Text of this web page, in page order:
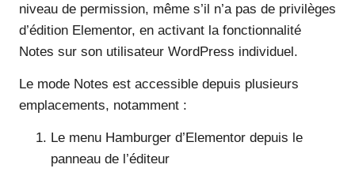
niveau de permission, même s’il n’a pas de privilèges
d’édition Elementor, en activant la fonctionnalité
Notes sur son utilisateur WordPress individuel.
Le mode Notes est accessible depuis plusieurs
emplacements, notamment :
Le menu Hamburger d’Elementor depuis le
panneau de l’éditeur